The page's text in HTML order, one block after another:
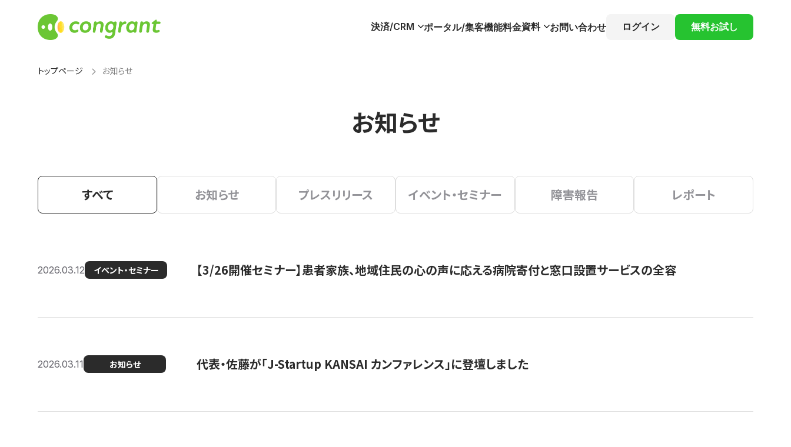
決済/CRM ポータル/集客機能料金資料 お問い合わせ ログイン 無料お試し
トップページ お知らせ
お知らせ
すべて お知らせ プレスリリース イベント・セミナー 障害報告 レポート
2026.03.12 イベント・セミナー 【3/26開催セミナー】患者家族、地域住民の心の声に応える病院寄付と窓口設置サービスの全容
2026.03.11 お知らせ 代表・佐藤が「J-Startup KANSAI カンファレンス」に登壇しました